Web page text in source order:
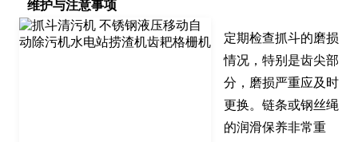
维护与注意事项
定期检查抓斗的磨损
情况，特别是齿尖部
分，磨损严重应及时
更换。链条或钢丝绳
的润滑保养非常重